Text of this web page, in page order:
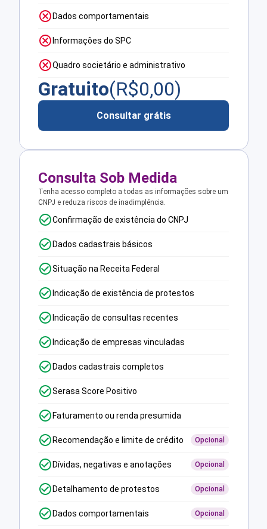
Dados comportamentais
Informações do SPC
Quadro societário e administrativo
Gratuito(R$0,00)
Consultar grátis
Consulta Sob Medida
Tenha acesso completo a todas as informações sobre um
CNPJ e reduza riscos de inadimplência.
Confirmação de existência do CNPJ
Dados cadastrais básicos
Situação na Receita Federal
Indicação de existência de protestos
Indicação de consultas recentes
Indicação de empresas vinculadas
Dados cadastrais completos
Serasa Score Positivo
Faturamento ou renda presumida
Recomendação e limite de crédito Opcional
Dívidas, negativas e anotações Opcional
Detalhamento de protestos Opcional
Dados comportamentais Opcional